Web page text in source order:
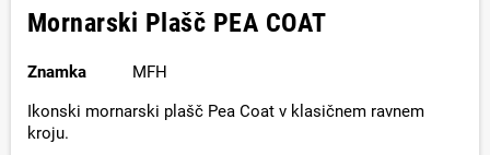
Mornarski Plašč PEA COAT
Znamka
MFH
Ikonski mornarski plašč Pea Coat v klasičnem ravnem
kroju.